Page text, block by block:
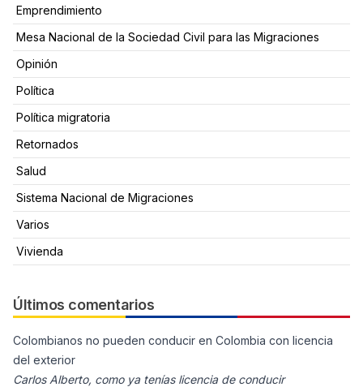
Emprendimiento
Mesa Nacional de la Sociedad Civil para las Migraciones
Opinión
Política
Política migratoria
Retornados
Salud
Sistema Nacional de Migraciones
Varios
Vivienda
Últimos comentarios
Colombianos no pueden conducir en Colombia con licencia
del exterior
Carlos Alberto, como ya tenías licencia de conducir